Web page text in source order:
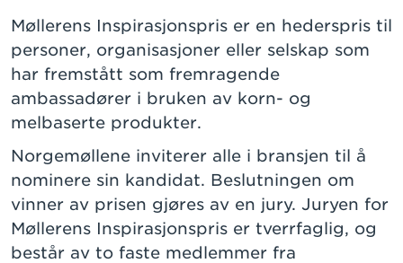
Møllerens Inspirasjonspris er en hederspris til
personer, organisasjoner eller selskap som
har fremstått som fremragende
ambassadører i bruken av korn- og
melbaserte produkter.
Norgemøllene inviterer alle i bransjen til å
nominere sin kandidat. Beslutningen om
vinner av prisen gjøres av en jury. Juryen for
Møllerens Inspirasjonspris er tverrfaglig, og
består av to faste medlemmer fra